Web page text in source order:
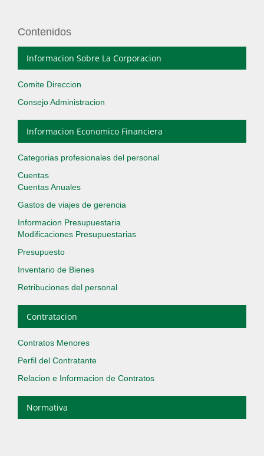
Contenidos
Informacion Sobre La Corporacion
Comite Direccion
Consejo Administracion
Informacion Economico Financiera
Categorias profesionales del personal
Cuentas
Cuentas Anuales
Gastos de viajes de gerencia
Informacion Presupuestaria
Modificaciones Presupuestarias
Presupuesto
Inventario de Bienes
Retribuciones del personal
Contratacion
Contratos Menores
Perfil del Contratante
Relacion e Informacion de Contratos
Normativa